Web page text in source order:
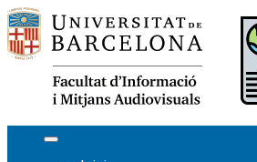
Vés
al
contingut